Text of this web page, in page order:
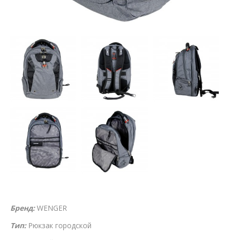
Бренд:WENGER
Тип:Рюкзак городской